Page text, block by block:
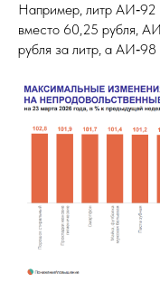
Например, литр АИ‑92
вместо 60,25 рубля,
рубля за литр, а